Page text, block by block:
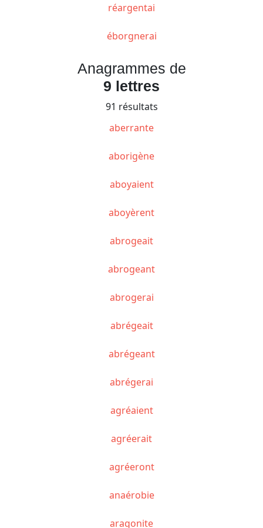
réargentai
éborgnerai
Anagrammes de
9 lettres
91 résultats
aberrante
aborigène
aboyaient
aboyèrent
abrogeait
abrogeant
abrogerai
abrégeait
abrégeant
abrégerai
agréaient
agréerait
agréeront
anaérobie
aragonite